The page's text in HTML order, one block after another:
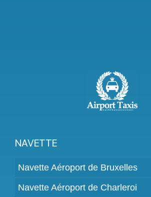
NAVETTE
Navette Aéroport de Bruxelles
Navette Aéroport de Charleroi